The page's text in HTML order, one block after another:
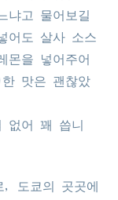
냐고 물어보길
어도 살사 소스
몬을 넣어주어
맛은 괜찮았
없어 꽤 씁니
, 도쿄의 곳곳에